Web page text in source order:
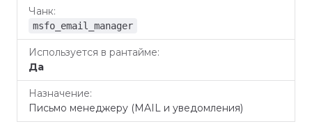
msfo_email_manager
Да
Письмо менеджеру (MAIL и уведомления)